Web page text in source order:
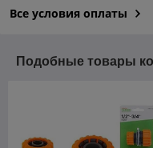
Все условия оплаты
Подобные товары